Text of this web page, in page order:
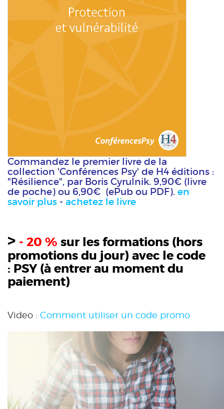
Commandez le premier livre de la
collection 'Conférences Psy' de H4 éditions :
"Résilience", par Boris Cyrulnik. 9,90€ (livre
de poche) ou 6,90€ (ePub ou PDF). en
savoir plus - achetez le livre
> - 20 % sur les formations (hors
promotions du jour) avec le code
: PSY(à entrer au moment du
paiement)
Video : Comment utiliser un code promo